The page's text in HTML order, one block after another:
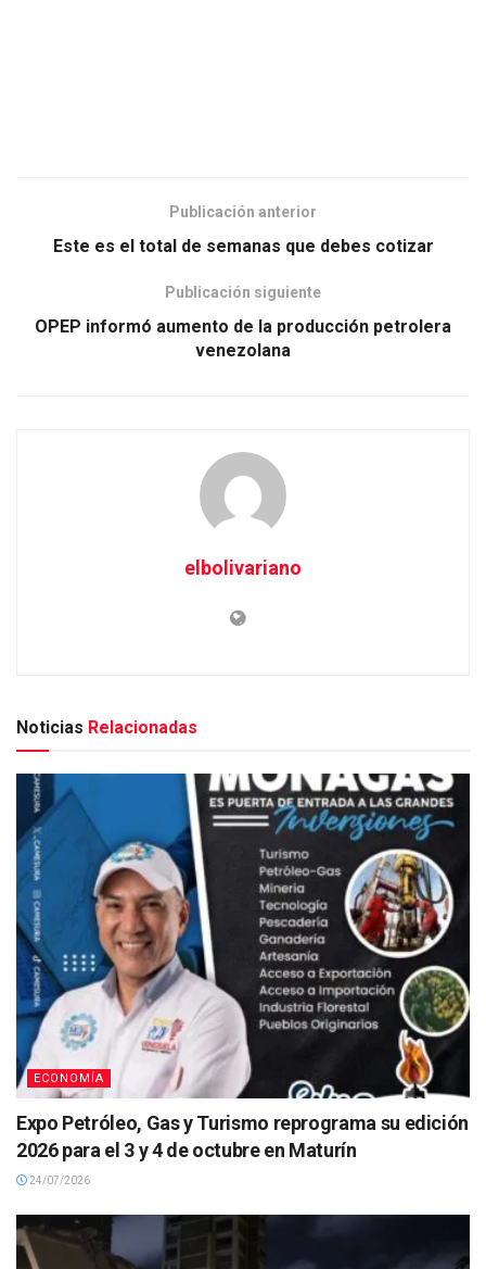
Publicación anterior
Este es el total de semanas que debes cotizar
Publicación siguiente
OPEP informó aumento de la producción petrolera
venezolana
elbolivariano
Noticias Relacionadas
ECONOMÍA
Expo Petróleo, Gas y Turismo reprograma su edición
2026 para el 3 y 4 de octubre en Maturín
24/07/2026